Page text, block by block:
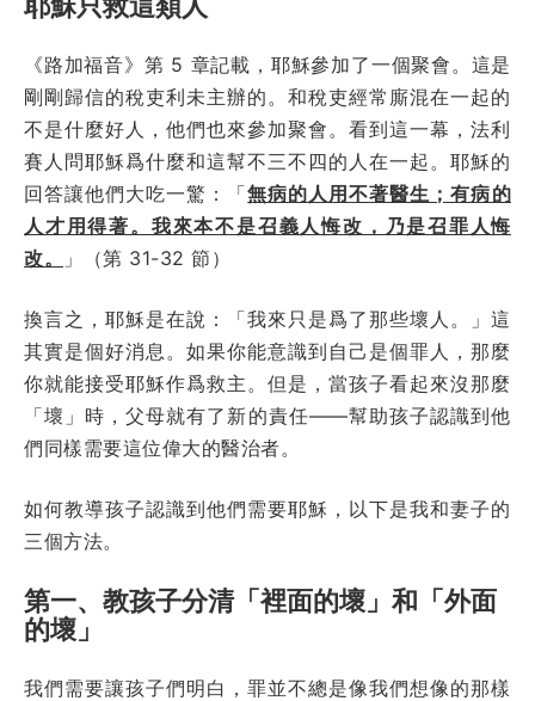
《路加福音》第 5 章記載，耶穌參加了一個聚會。這是
剛剛歸信的稅吏利未主辦的。和稅吏經常廝混在一起的
不是什麼好人，他們也來參加聚會。看到這一幕，法利
賽人問耶穌爲什麼和這幫不三不四的人在一起。耶穌的
回答讓他們大吃一驚：「無病的人用不著醫生；有病的
人才用得著。我來本不是召義人悔改，乃是召罪人悔
改。
」（第 31-32 節）
換言之，耶穌是在說：「我來只是爲了那些壞人。」這
其實是個好消息。如果你能意識到自己是個罪人，那麼
你就能接受耶穌作爲救主。但是，當孩子看起來沒那麼
「壞」時，父母就有了新的責任——幫助孩子認識到他
們同樣需要這位偉大的醫治者。
如何教導孩子認識到他們需要耶穌，以下是我和妻子的
三個方法。
第一、教孩子分清「裡面的壞」和「外面
的壞」
我們需要讓孩子們明白，罪並不總是像我們想像的那樣